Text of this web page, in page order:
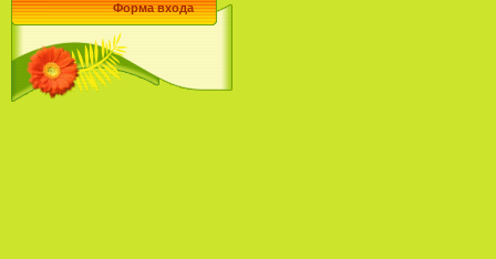
Форма входа